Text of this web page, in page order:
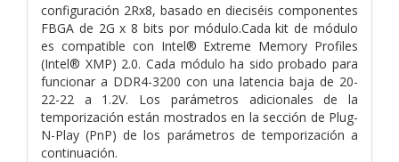
configuración 2Rx8, basado en dieciséis componentes
FBGA de 2G x 8 bits por módulo.Cada kit de módulo
es compatible con Intel® Extreme Memory Profiles
(Intel® XMP) 2.0. Cada módulo ha sido probado para
funcionar a DDR4-3200 con una latencia baja de 20-
22-22 a 1.2V. Los parámetros adicionales de la
temporización están mostrados en la sección de Plug-
N-Play (PnP) de los parámetros de temporización a
continuación.